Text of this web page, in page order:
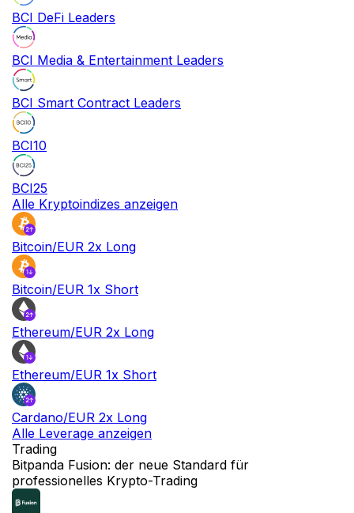
BCI DeFi Leaders
BCI Media & Entertainment Leaders
BCI Smart Contract Leaders
BCI10
BCI25
Alle Kryptoindizes anzeigen
Bitcoin/EUR 2x Long
Bitcoin/EUR 1x Short
Ethereum/EUR 2x Long
Ethereum/EUR 1x Short
Cardano/EUR 2x Long
Alle Leverage anzeigen
Trading
Bitpanda Fusion: der neue Standard für
professionelles Krypto-Trading